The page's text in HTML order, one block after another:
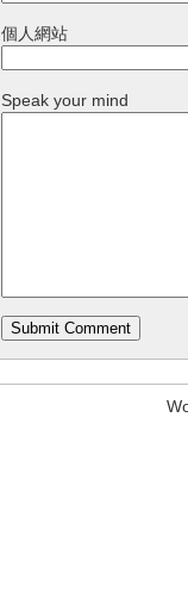
個人網站
Speak your mind